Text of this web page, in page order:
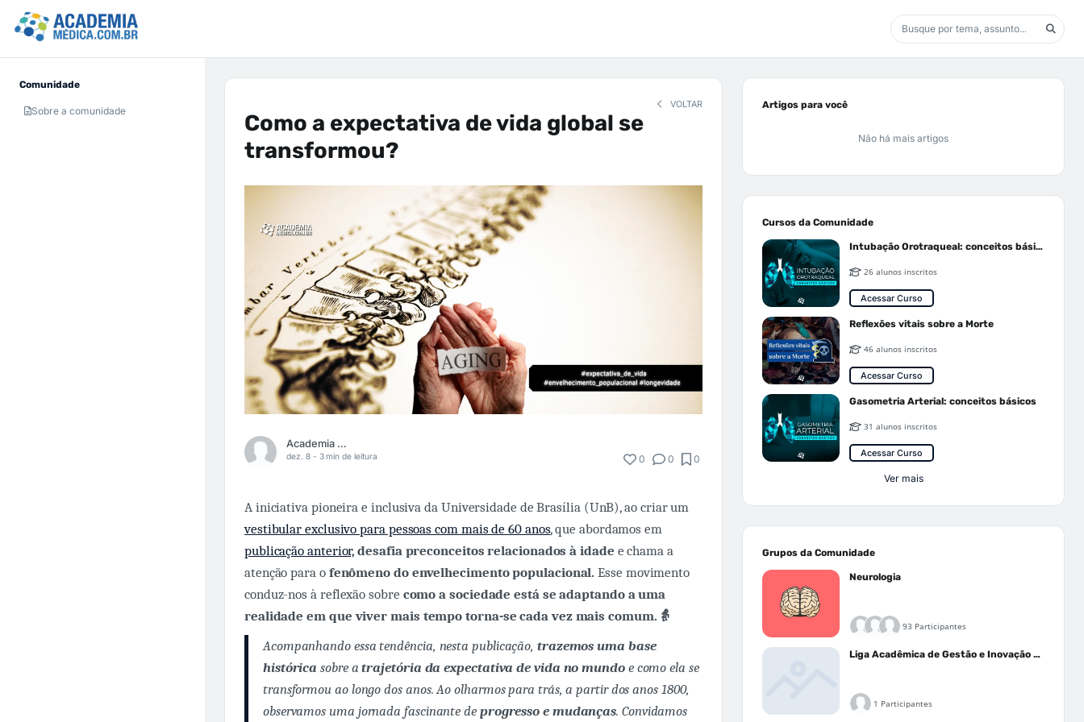
Comunidade
Sobre a comunidade
VOLTAR
Como a expectativa de vida global se
transformou?
Academia Médica
dez. 8 - 3 min de leitura 0 0 0
A iniciativa pioneira e inclusiva da Universidade de Brasília (UnB), ao criar um
vestibular exclusivo para pessoas com mais de 60 anos, que abordamos em
publicação anterior, desafia preconceitos relacionados à idade e chama a
atenção para o fenômeno do envelhecimento populacional. Esse movimento
conduz-nos à reflexão sobre como a sociedade está se adaptando a uma
realidade em que viver mais tempo torna-se cada vez mais comum.👵
Acompanhando essa tendência, nesta publicação, trazemos uma base
histórica sobre a trajetória da expectativa de vida no mundoe como ela se
transformou ao longo dos anos. Ao olharmos para trás, a partir dos anos 1800,
observamos uma jornada fascinante de progresso e mudanças. Convidamos
Artigos para você
Não há mais artigos
Cursos da Comunidade
Intubação Orotraqueal: conceitos básicos
26 alunos inscritos
Acessar Curso
Reflexões vitais sobre a Morte
46 alunos inscritos
Acessar Curso
Gasometria Arterial: conceitos básicos
31 alunos inscritos
Acessar Curso
Ver mais
Grupos da Comunidade
Neurologia
93 Participantes
Liga Acadêmica de Gestão e Inovação Médica - LAGIM
1 Participantes